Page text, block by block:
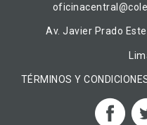
Av. Javier Prado
TÉRMINOS Y